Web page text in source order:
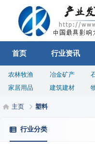
首页 行业资讯
农林牧渔 冶金矿产
家居用品
建筑建材
主页 塑料
行业分类